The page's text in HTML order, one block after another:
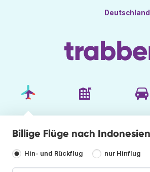
Deutschland
Billige Flüge nach
Hin- und Rückflug nur Hinflug